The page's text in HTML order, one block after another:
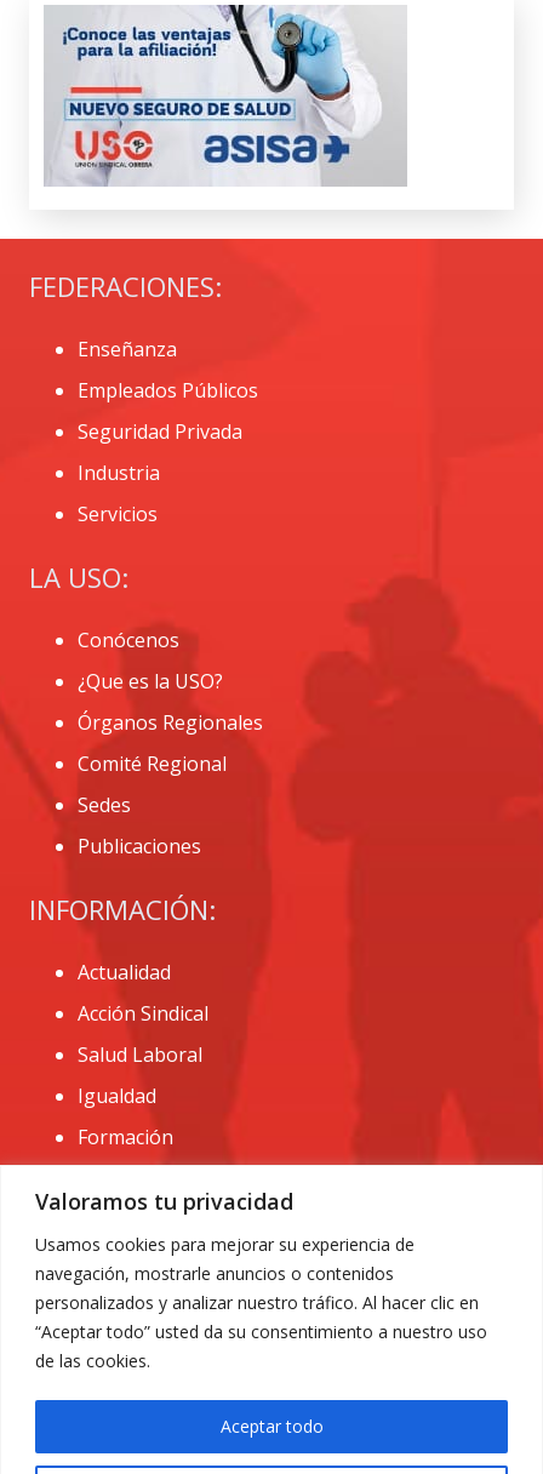
Valoramos tu privacidad
Usamos cookies para mejorar su experiencia de
navegación, mostrarle anuncios o contenidos
personalizados y analizar nuestro tráfico. Al hacer clic en
“Aceptar todo” usted da su consentimiento a nuestro uso
de las cookies.
Aceptar todo
FEDERACIONES:
Enseñanza
Empleados Públicos
Seguridad Privada
Industria
Servicios
LA USO:
Conócenos
¿Que es la USO?
Órganos Regionales
Comité Regional
Sedes
Publicaciones
INFORMACIÓN:
Actualidad
Acción Sindical
Salud Laboral
Igualdad
Formación
CONTACTO:
administracion@usomurcia.org
968 25 01 20
C/ Huerto de las bombas nº6. 30009 Murcia